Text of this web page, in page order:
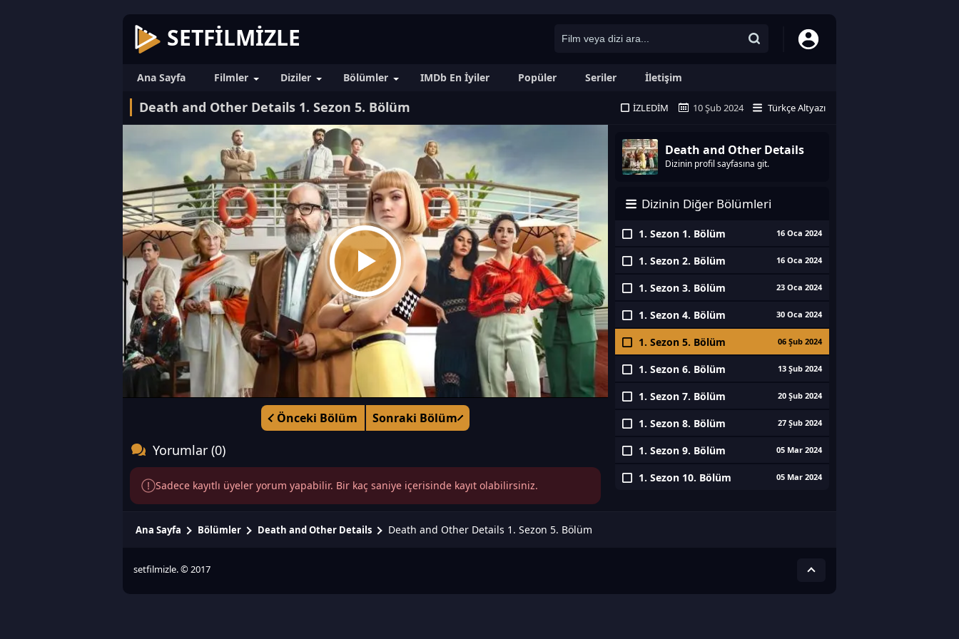
SETFILMIZLE
Ana Sayfa Filmler Diziler Bölümler IMDb En İyiler Popüler Seriler İletişim
Death and Other Details 1. Sezon 5. Bölüm İZLEDIM 10 Şub 2024 Türkçe Altyazı
Önceki Bölüm Sonraki Bölüm
Death and Other Details
Dizinin profil sayfasına git.
Dizinin Diğer Bölümleri
1. Sezon 1. Bölüm 16 Oca 2024
1. Sezon 2. Bölüm 16 Oca 2024
1. Sezon 3. Bölüm 23 Oca 2024
1. Sezon 4. Bölüm 30 Oca 2024
1. Sezon 5. Bölüm 06 Şub 2024
1. Sezon 6. Bölüm 13 Şub 2024
1. Sezon 7. Bölüm 20 Şub 2024
1. Sezon 8. Bölüm 27 Şub 2024
1. Sezon 9. Bölüm 05 Mar 2024
1. Sezon 10. Bölüm 05 Mar 2024
Yorumlar (0)
Sadece kayıtlı üyeler yorum yapabilir. Bir kaç saniye içerisinde kayıt olabilirsiniz.
Ana Sayfa Bölümler Death and Other Details Death and Other Details 1. Sezon 5. Bölüm
setfilmizle. © 2017